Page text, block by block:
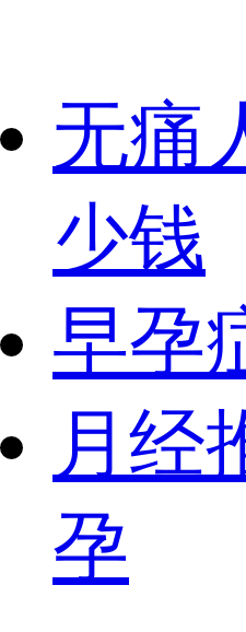
无痛
少钱
早孕
月经
孕